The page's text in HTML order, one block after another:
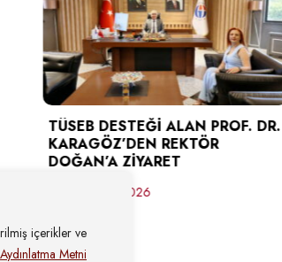
içerikler ve
Aydınlatma Metni
DESTEĞİ ALAN PROF. DR.
REKTÖR
ZİYARET